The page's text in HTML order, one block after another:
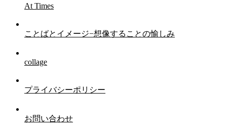
At Times
ことばとイメージ−想像することの愉しみ
collage
プライバシーポリシー
お問い合わせ